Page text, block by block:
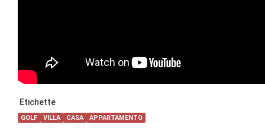
Etichette
GOLF VILLA CASA APPARTAMENTO